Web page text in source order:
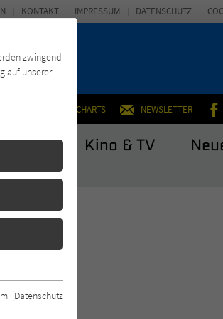
CHARTS NEWSLETTER
Kino & TV
KONTAKT IMPRESSUM DATENSCHUTZ
zwingend
auf unserer
| Datenschutz